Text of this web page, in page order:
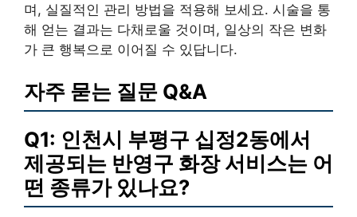
며, 실질적인 관리 방법을 적용해 보세요. 시술을 통
해 얻는 결과는 다채로울 것이며, 일상의 작은 변화
가 큰 행복으로 이어질 수 있답니다.
자주 묻는 질문 Q&A
Q1: 인천시 부평구 십정2동에서
제공되는 반영구 화장 서비스는 어
떤 종류가 있나요?